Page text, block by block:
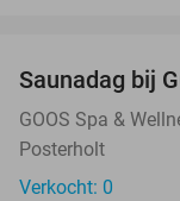
TODAY
Saunadag bij
GOOS Spa &
Posterholt
Verkocht: 0